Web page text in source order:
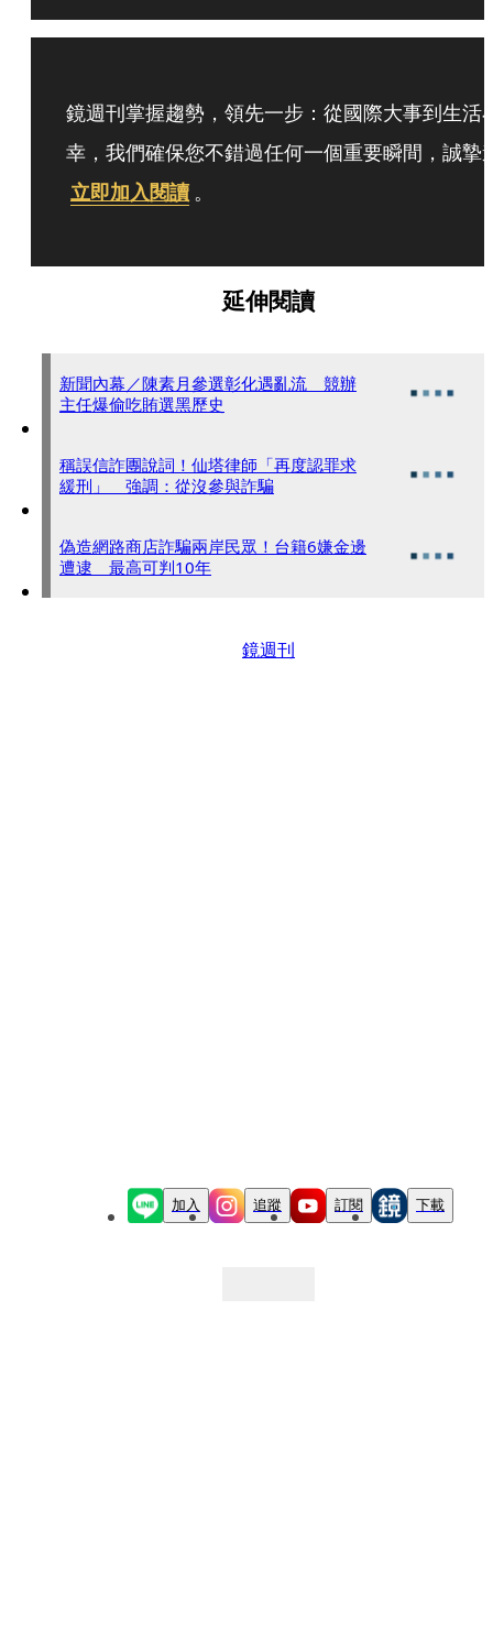
鏡週刊掌握趨勢，領先一步：從國際大事到生活
幸，我們確保您不錯過任何一個重要瞬間，誠摯
立即加入閱讀 。
延伸閱讀
新聞內幕／陳素月參選彰化遇亂流 競辦
主任爆偷吃賄選黑歷史
稱誤信詐團說詞！仙塔律師「再度認罪求
緩刑」 強調：從沒參與詐騙
偽造網路商店詐騙兩岸民眾！台籍6嫌金邊
遭逮 最高可判10年
鏡週刊
加入 追蹤 訂閱 下載